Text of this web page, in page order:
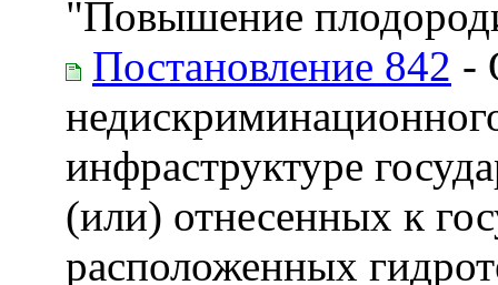
"Повышение
Постановление 842 -
инфраструктуре
(или) отнесенных к
расположенных